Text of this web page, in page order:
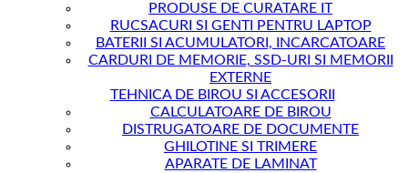
PRODUSE DE CURATARE IT
RUCSACURI SI GENTI PENTRU LAPTOP
BATERII SI ACUMULATORI, INCARCATOARE
CARDURI DE MEMORIE, SSD-URI SI MEMORII
EXTERNE
TEHNICA DE BIROU SI ACCESORII
CALCULATOARE DE BIROU
DISTRUGATOARE DE DOCUMENTE
GHILOTINE SI TRIMERE
APARATE DE LAMINAT